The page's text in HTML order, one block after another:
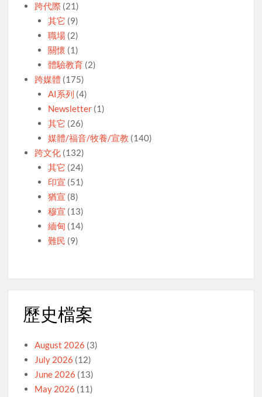
跨代際 (21)
其它 (9)
職場(2)
關懷 (1)
體驗教育(2)
跨媒體 (175)
AI系列 (4)
Newsletter(1)
其它 (26)
媒體/福音/牧養/宣教 (140)
跨文化 (132)
其它 (24)
印宣 (51)
猶宣 (8)
穆宣 (13)
緬甸 (14)
難民 (9)
歷史檔案
August 2026 (3)
July 2026 (12)
June 2026 (13)
May 2026 (11)